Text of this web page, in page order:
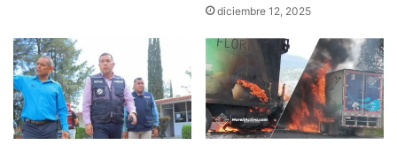
diciembre 12, 2025